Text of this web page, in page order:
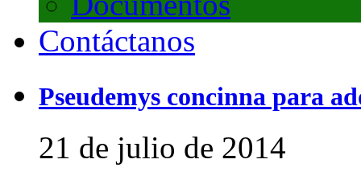
Contáctanos
Pseudemys concinna para
21 de julio de 2014